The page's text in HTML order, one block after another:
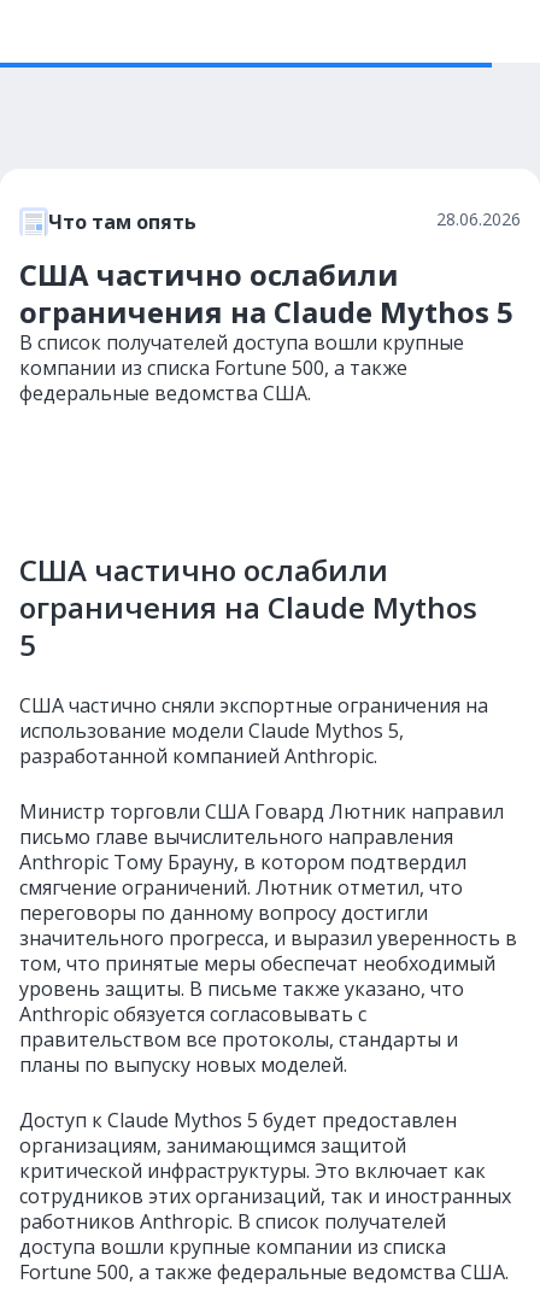
Что там опять 28.06.2026
США частично ослабили
ограничения на Claude Mythos 5
В список получателей доступа вошли крупные
компании из списка Fortune 500, а также
федеральные ведомства США.
США частично ослабили
ограничения на Claude Mythos
5
США частично сняли экспортные ограничения на
использование модели Claude Mythos 5,
разработанной компанией Anthropic.
Министр торговли США Говард Лютник направил
письмо главе вычислительного направления
Anthropic Тому Брауну, в котором подтвердил
смягчение ограничений. Лютник отметил, что
переговоры по данному вопросу достигли
значительного прогресса, и выразил уверенность в
том, что принятые меры обеспечат необходимый
уровень защиты. В письме также указано, что
Anthropic обязуется согласовывать с
правительством все протоколы, стандарты и
планы по выпуску новых моделей.
Доступ к Claude Mythos 5 будет предоставлен
организациям, занимающимся защитой
критической инфраструктуры. Это включает как
сотрудников этих организаций, так и иностранных
работников Anthropic. В список получателей
доступа вошли крупные компании из списка
Fortune 500, а также федеральные ведомства США.